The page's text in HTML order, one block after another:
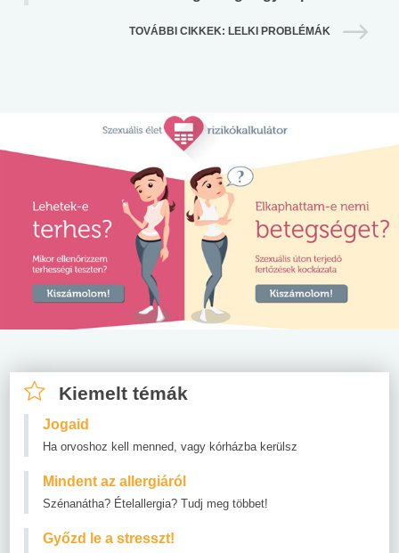
TOVÁBBI CIKKEK: LELKI PROBLÉMÁK
Kiemelt témák
Jogaid
Ha orvoshoz kell menned, vagy kórházba kerülsz
Mindent az allergiáról
Szénanátha? Ételallergia? Tudj meg többet!
Győzd le a stresszt!